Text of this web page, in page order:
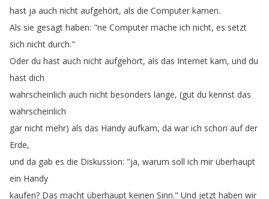
hast ja auch nicht aufgehört, als die Computer kamen.
Als sie gesagt haben: "ne Computer mache ich nicht, es setzt
sich nicht durch."
Oder du hast auch nicht aufgehört, als das Internet kam, und du
hast dich
wahrscheinlich auch nicht besonders lange, (gut du kennst das
wahrscheinlich
gar nicht mehr) als das Handy aufkam, da war ich schon auf der
Erde,
und da gab es die Diskussion: "ja, warum soll ich mir überhaupt
ein Handy
kaufen? Das macht überhaupt keinen Sinn." Und jetzt haben wir